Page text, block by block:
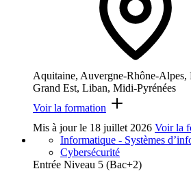
Aquitaine, Auvergne-Rhône-Alpes,
Grand Est, Liban, Midi-Pyrénées
Voir la formation
Mis à jour le 18 juillet 2026 Voir la
Informatique - Systèmes
Cybersécurité
Entrée Niveau 5 (Bac+2)